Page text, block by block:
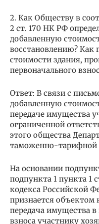
2. Как Обществу в
2 ст. 170 НК РФ
добавленную
восстановлению? Как
стоимости здания,
первоначального
Ответ: В связи с
добавленную
передаче имущества
ограниченной
этого общества
таможенно-тарифной
На основании
подпункта 1 пункта 1
кодекса Российской
признается
передача имущества в
взноса участнику